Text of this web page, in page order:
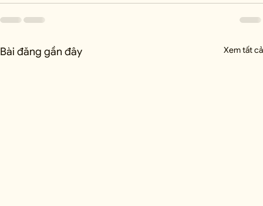
Bài đăng gần đây Xem tất cả